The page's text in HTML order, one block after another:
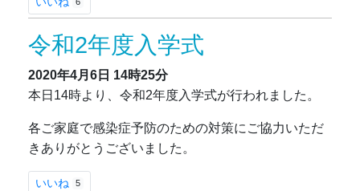
6
令和2年度入学式
2020年4月6日 14時25分
本日14時より、令和2年度入学式が行われました。
各ご家庭で感染症予防のための対策にご協力いただ
きありがとうございました。
いいね 5